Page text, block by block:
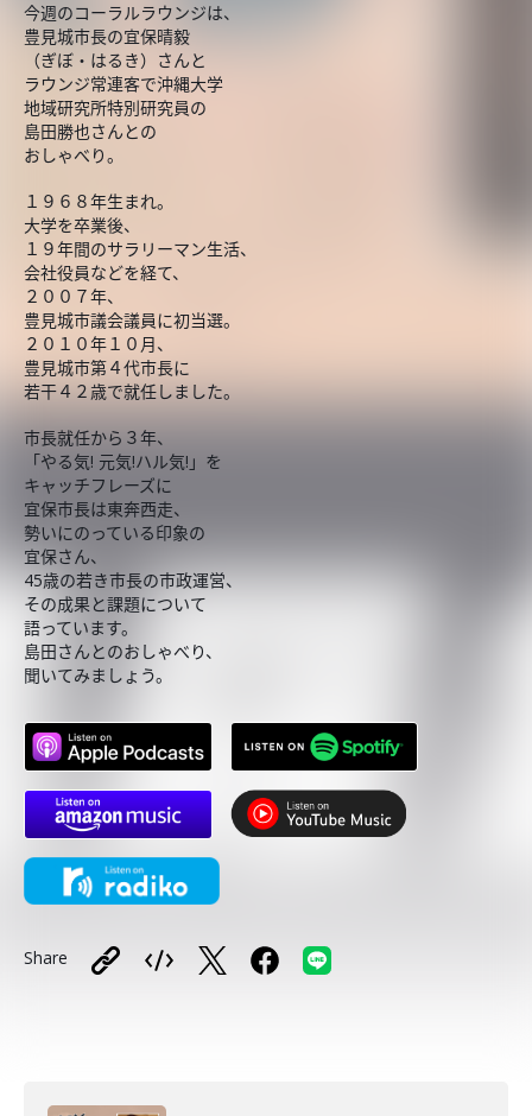
今週のコーラルラウンジは、
豊見城市長の宜保晴毅
（ぎぼ・はるき）さんと
ラウンジ常連客で沖縄大学
地域研究所特別研究員の
島田勝也さんとの
おしゃべり。
１９６８年生まれ。
大学を卒業後、
１９年間のサラリーマン生活、
会社役員などを経て、
２００７年、
豊見城市議会議員に初当選。
２０１０年１０月、
豊見城市第４代市長に
若干４２歳で就任しました。
市長就任から３年、
「やる気! 元気!ハル気!」を
キャッチフレーズに
宜保市長は東奔西走、
勢いにのっている印象の
宜保さん、
45歳の若き市長の市政運営、
その成果と課題について
語っています。
島田さんとのおしゃべり、
聞いてみましょう。
Share